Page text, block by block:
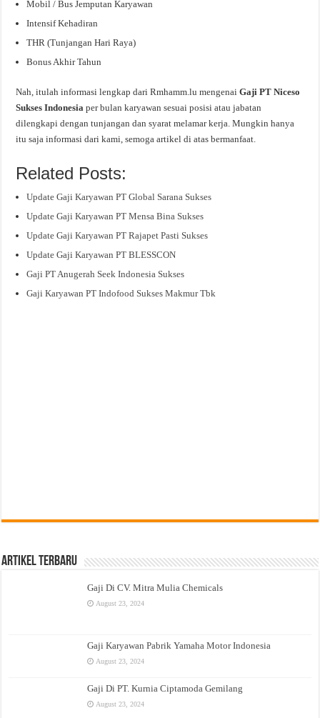
Mobil / Bus Jemputan Karyawan
Intensif Kehadiran
THR (Tunjangan Hari Raya)
Bonus Akhir Tahun
Nah, itulah informasi lengkap dari Rmhamm.lu mengenaiGaji PT Niceso
Sukses Indonesiaper bulan karyawan sesuai posisi atau jabatan
dilengkapi dengan tunjangan dan syarat melamar kerja. Mungkin hanya
itu saja informasi dari kami, semoga artikel di atas bermanfaat.
Related Posts:
Update Gaji Karyawan PT Global Sarana Sukses
Update Gaji Karyawan PT Mensa Bina Sukses
Update Gaji Karyawan PT Rajapet Pasti Sukses
Update Gaji Karyawan PT BLESSCON
Gaji PT Anugerah Seek Indonesia Sukses
Gaji Karyawan PT Indofood Sukses Makmur Tbk
Artikel Terbaru
Gaji Di CV. Mitra Mulia Chemicals
August 23, 2024
Gaji Karyawan Pabrik Yamaha Motor Indonesia
August 23, 2024
Gaji Di PT. Kurnia Ciptamoda Gemilang
August 23, 2024